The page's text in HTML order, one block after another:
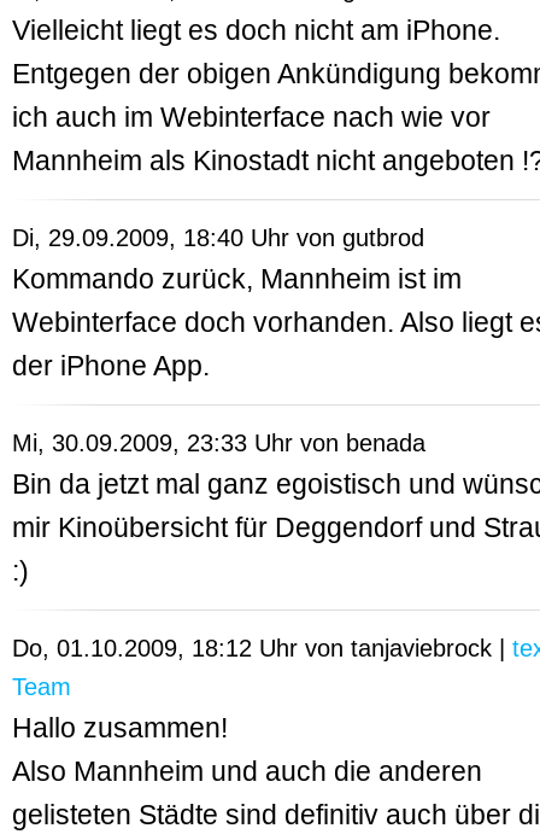
Vielleicht liegt es doch nicht am iPhone.
Entgegen der obigen Ankündigung
ich auch im Webinterface nach wie vor
Mannheim als Kinostadt nicht angeboten
Di, 29.09.2009, 18:40 Uhr von gutbrod
Kommando zurück, Mannheim ist im
Webinterface doch vorhanden. Also liegt
der iPhone App.
Mi, 30.09.2009, 23:33 Uhr von benada
Bin da jetzt mal ganz egoistisch und
mir Kinoübersicht für Deggendorf und
:)
Do, 01.10.2009, 18:12 Uhr von tanjaviebrock |
Team
Hallo zusammen!
Also Mannheim und auch die anderen
gelisteten Städte sind definitiv auch über